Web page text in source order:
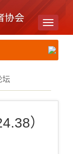
Toggle
坛
）